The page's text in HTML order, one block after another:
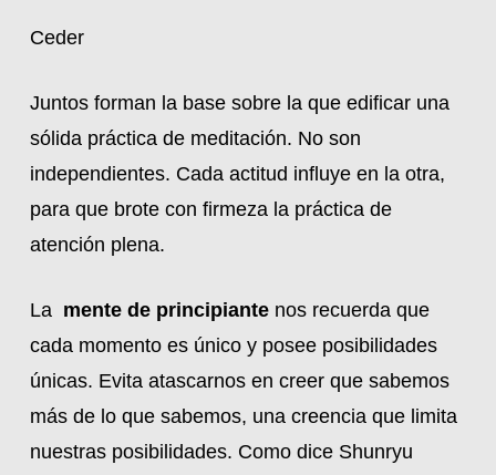
Ceder
Juntos forman la base sobre la que edificar una
sólida práctica de meditación. No son
independientes. Cada actitud influye en la otra,
para que brote con firmeza la práctica de
atención plena.
La mente de principiantenos recuerda que
cada momento es único y posee posibilidades
únicas. Evita atascarnos en creer que sabemos
más de lo que sabemos, una creencia que limita
nuestras posibilidades. Como dice Shunryu